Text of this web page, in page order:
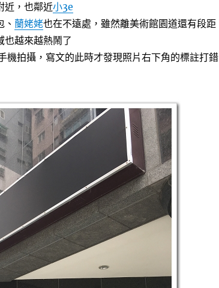
近，也鄰近小3e
、 蘭姥姥也在不遠處，雖然離美術館園道還有段距
也越來越熱鬧了
拍攝，寫文的此時才發現照片右下角的標註打錯